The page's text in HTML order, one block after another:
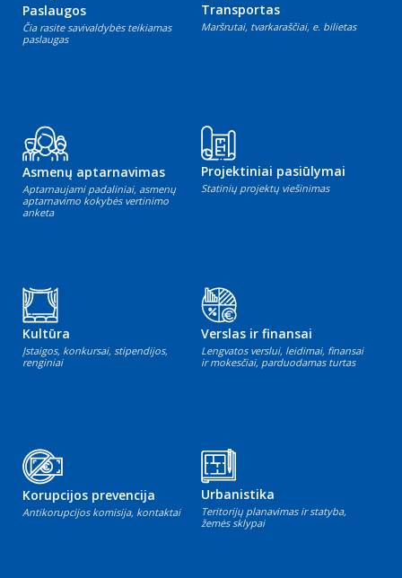
Paslaugos
Čia rasite savivaldybės teikiamas
paslaugas
Transportas
Maršrutai, tvarkaraščiai, e. bilietas
Asmenų aptarnavimas
Aptarnaujami padaliniai, asmenų
aptarnavimo kokybės vertinimo
anketa
Projektiniai pasiūlymai
Statinių projektų viešinimas
Kultūra
Įstaigos, konkursai, stipendijos,
renginiai
Verslas ir finansai
Lengvatos verslui, leidimai, finansai
ir mokesčiai, parduodamas turtas
Korupcijos prevencija
Antikorupcijos komisija, kontaktai
Urbanistika
Teritorijų planavimas ir statyba,
žemės sklypai